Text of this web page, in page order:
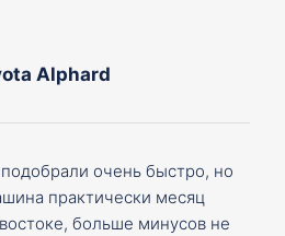
Alphard
очень быстро, но
практически месяц
больше минусов не